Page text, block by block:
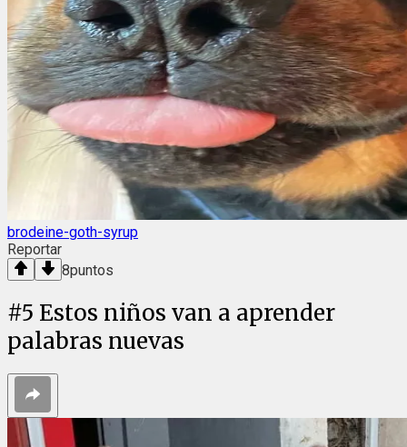
brodeine-goth-syrup
Reportar
8puntos
#5 Estos niños van a aprender
palabras nuevas